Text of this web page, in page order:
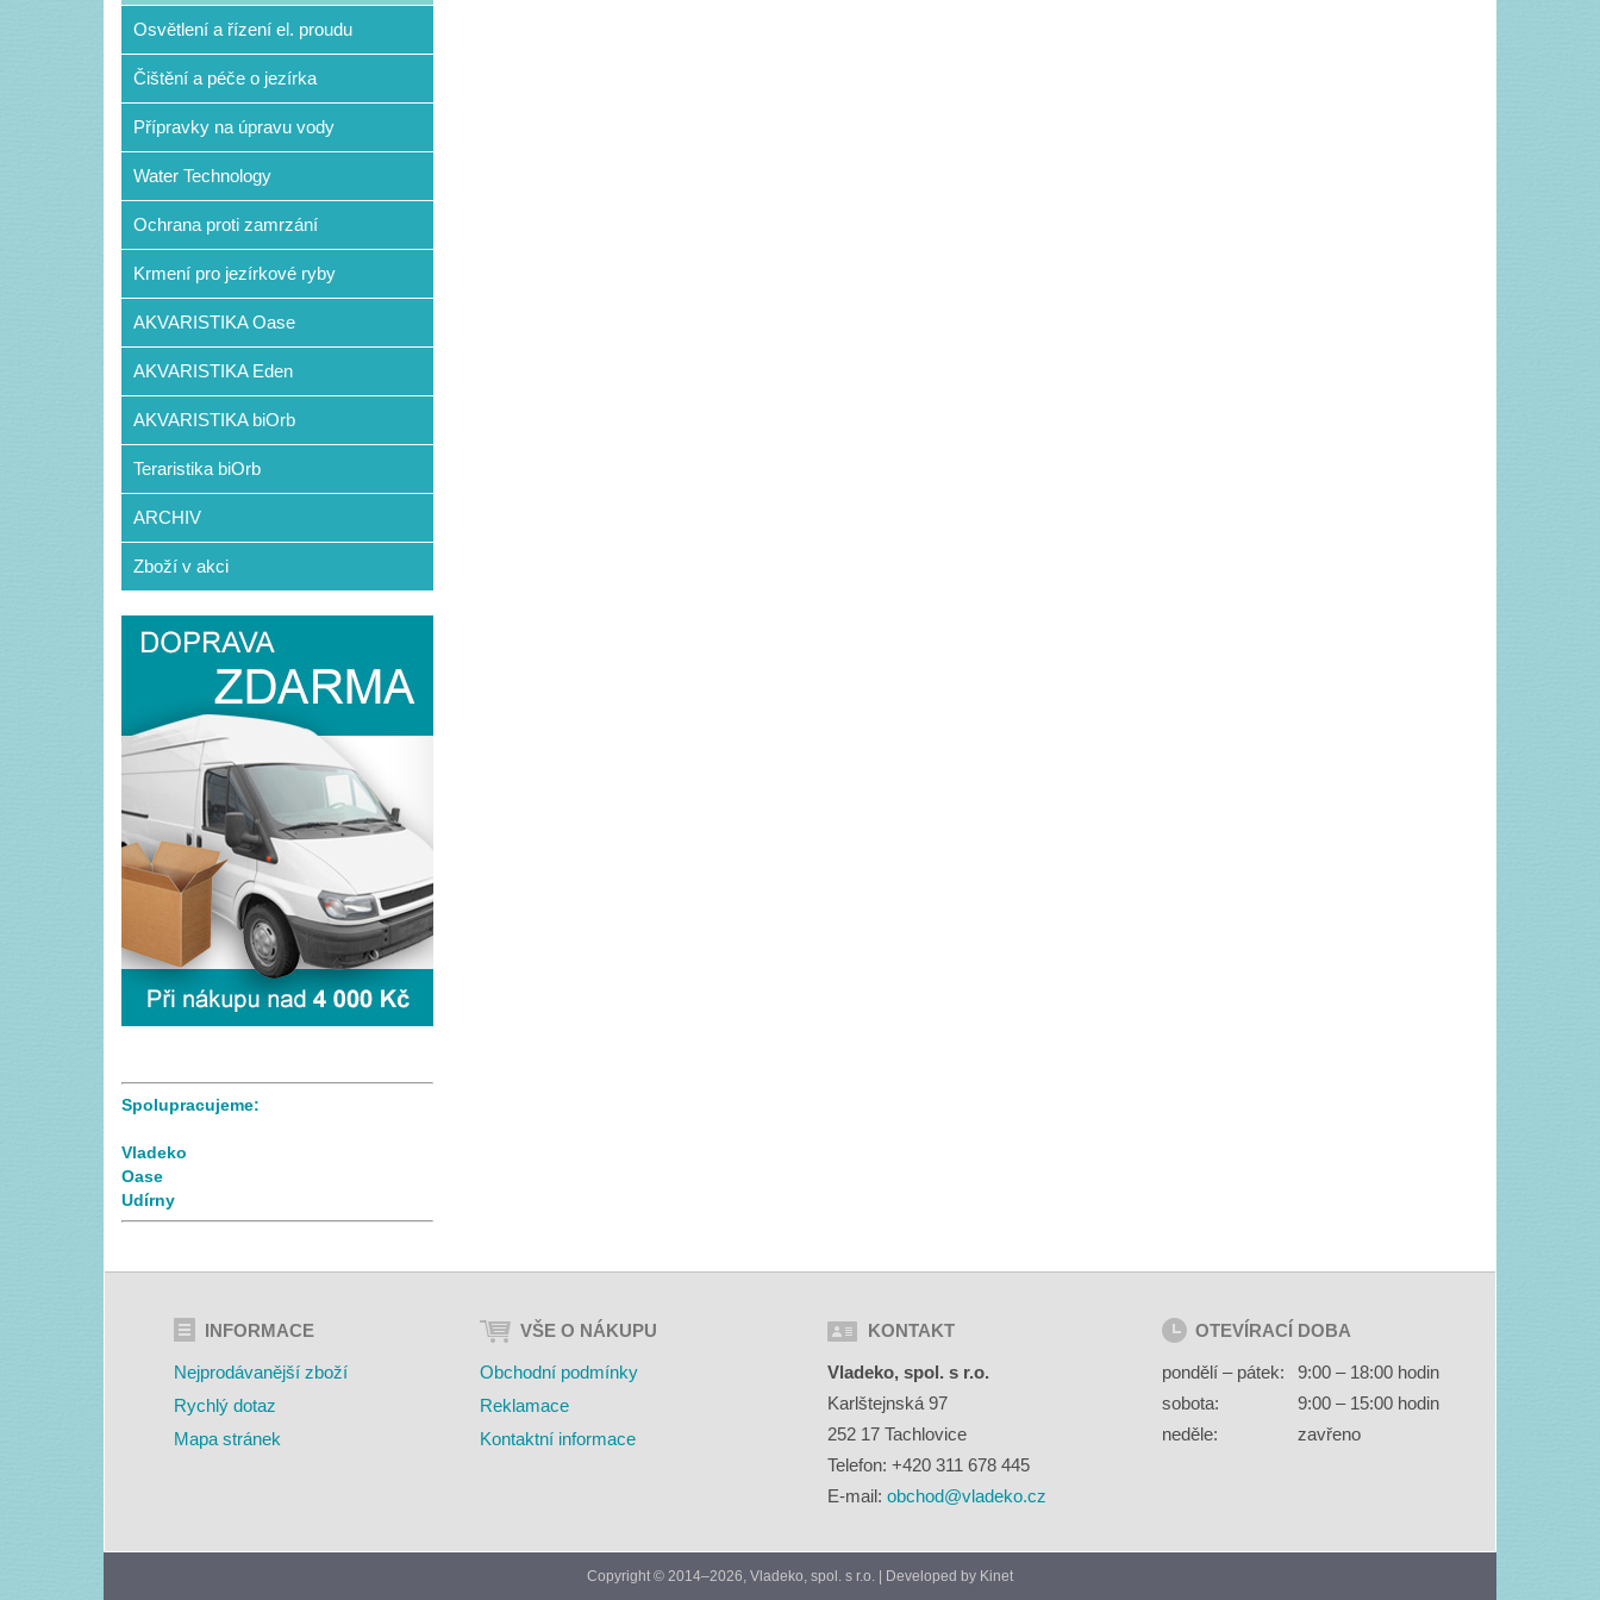
Osvětlení a řízení el. proudu
Čištění a péče o jezírka
Přípravky na úpravu vody
Water Technology
Ochrana proti zamrzání
Krmení pro jezírkové ryby
AKVARISTIKA Oase
AKVARISTIKA Eden
AKVARISTIKA biOrb
Teraristika biOrb
ARCHIV
Zboží v akci
Spolupracujeme:
Vladeko
Oase
Udírny
INFORMACE
Nejprodávanější zboží
Rychlý dotaz
Mapa stránek
VŠE O NÁKUPU
Obchodní podmínky
Reklamace
Kontaktní informace
KONTAKT
Vladeko, spol. s r.o.
Karlštejnská 97
252 17 Tachlovice
Telefon: +420 311 678 445
E-mail:obchod@vladeko.cz
OTEVÍRACÍ DOBA
pondělí – pátek:
9:00 – 18:00 hodin
sobota:
9:00 – 15:00 hodin
neděle:
zavřeno
Copyright © 2014–2026, Vladeko, spol. s r.o. | Developed by Kinet